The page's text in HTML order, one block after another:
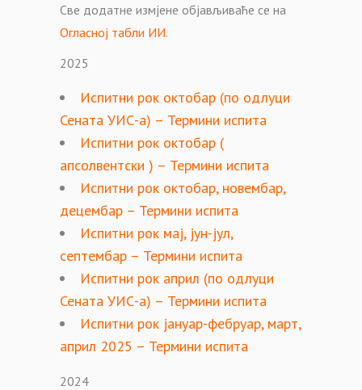
Све додатне измјене објављиваће се на
Огласној табли ИИ.
2025
Испитни рок октобар (по одлуци
Сената УИС-а) – Термини испита
Испитни рок октобар (
апсолвентски ) – Термини испита
Испитни рок октобар, новембар,
децембар – Термини испита
Испитни рок мај, јун-јул,
септембар – Термини испита
Испитни рок април (по одлуци
Сената УИС-а) – Термини испита
Испитни рок јануар-фебруар, март,
април 2025 – Термини испита
2024